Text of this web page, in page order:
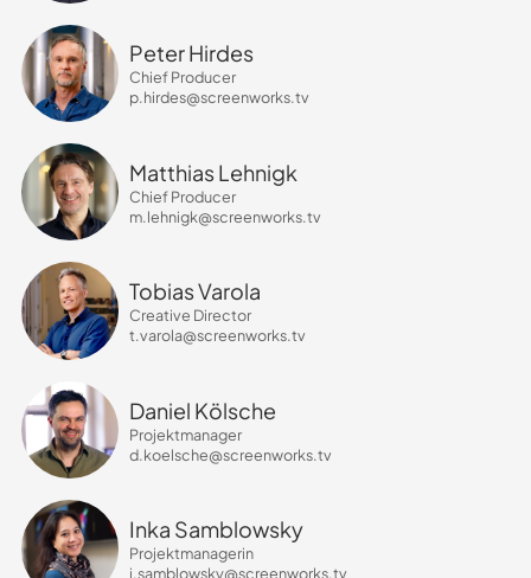
Peter Hirdes
Chief Producer
p.hirdes@screenworks.tv
Matthias Lehnigk
Chief Producer
m.lehnigk@screenworks.tv
Tobias Varola
Creative Director
t.varola@screenworks.tv
Daniel Kölsche
Projektmanager
d.koelsche@screenworks.tv
Inka Samblowsky
Projektmanagerin
i.samblowsky@screenworks.tv